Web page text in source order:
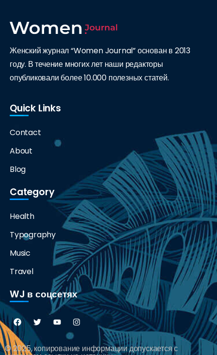
Женский журнал “Women Journal” основан в 2013
году. В течение многих лет наши редакторы
опубликовали более 10.000 полезных статей.
Quick Links
Contact
About
Blog
Category
Health
Typography
Music
Travel
WJ в соцсетях
© 2025, копирование информации допускается с